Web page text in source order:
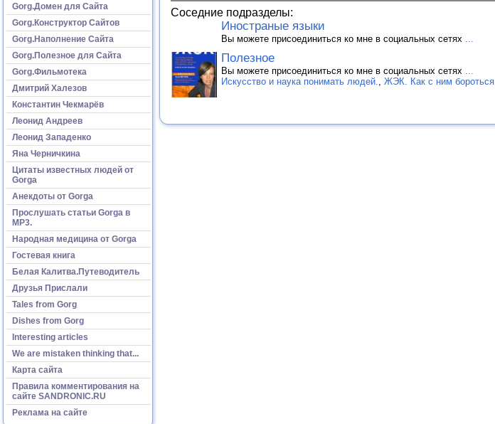
Gorg.Домен для Сайта
Gorg.Конструктор Сайтов
Gorg.Наполнение Сайта
Gorg.Полезное для Сайта
Gorg.Фильмотека
Дмитрий Халезов
Константин Чекмарёв
Леонид Андреев
Леонид Западенко
Яна Черничкина
Цитаты известных людей от
Gorga
Анекдоты от Gorga
Прослушать статьи Gorga в
МР3.
Народная медицина от Gorga
Гостевая книга
Белая Калитва.Путеводитель
Друзья Прислали
Tales from Gorg
Dishes from Gorg
Interesting articles
We are mistaken thinking that...
Карта сайта
Правила комментирования на
сайте SANDRONIC.RU
Реклама на сайте
Соседние подразделы:
Иностраные языки
Вы можете присоединиться ко мне в социальных сетях
Полезное
Вы можете присоединиться ко мне в социальных сетях
Искусство и наука понимать людей.
ЖЭК. Как с ним бороться.